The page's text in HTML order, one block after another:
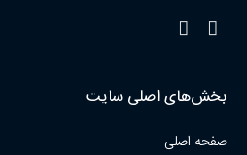
بخش‌های اصلی سایت
صفحه اصلی